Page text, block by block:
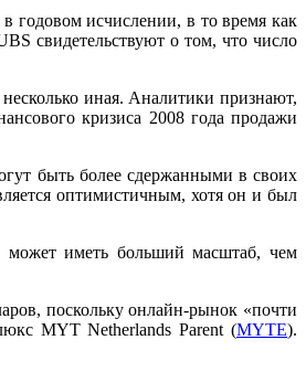
годовом исчислении, в то время как
свидетельствуют о том, что число
иная. Аналитики признают,
кризиса 2008 года продажи
быть более сдержанными в своих
оптимистичным, хотя он и был
может иметь больший масштаб, чем
поскольку онлайн-рынок «почти
MYT Netherlands Parent (MYTE).